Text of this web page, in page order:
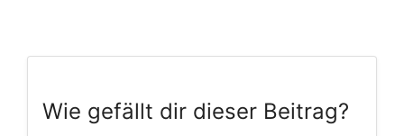
Wie gefällt dir dieser Beitrag?